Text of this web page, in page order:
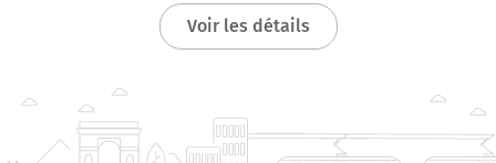
Voir les détails